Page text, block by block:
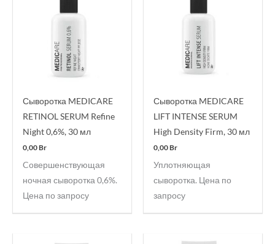
Сыворотка MEDICARE
RETINOL SERUM Refine
Night 0,6%, 30 мл
0,00Br
Cовершенствующая
ночная сыворотка 0,6%.
Цена по запросу
Сыворотка MEDICARE
LIFT INTENSE SERUM
High Density Firm, 30 мл
0,00Br
Уплотняющая
сыворотка. Цена по
запросу